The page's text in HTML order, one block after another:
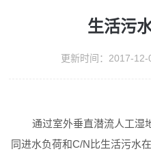
生活污
更新时间：2017-
通过室外垂直潜流人工湿
同进水负荷和C/N比生活污水